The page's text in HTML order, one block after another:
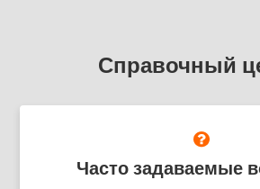
Справочный
Часто задаваемые